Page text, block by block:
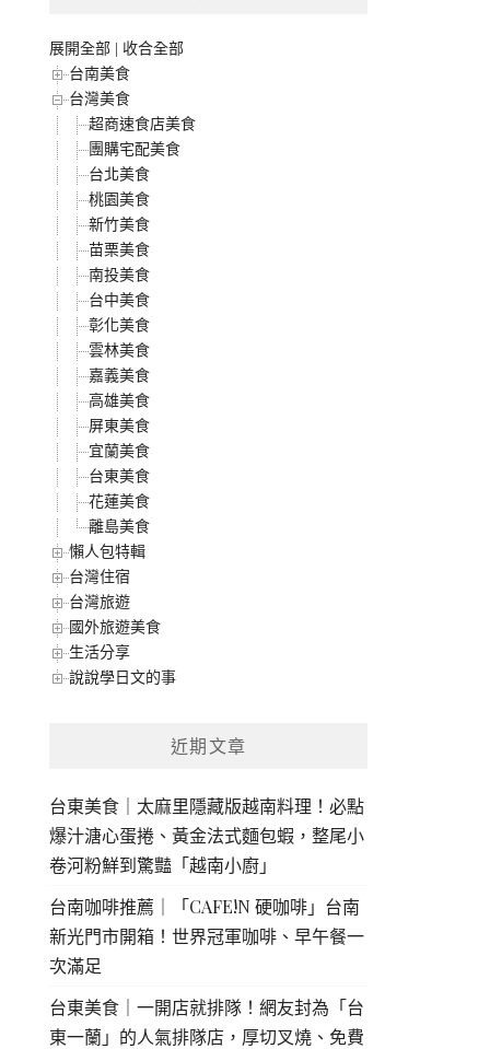
展開全部
收合全部
台南美食
台灣美食
超商速食店美食
團購宅配美食
台北美食
桃園美食
新竹美食
苗栗美食
南投美食
台中美食
彰化美食
雲林美食
嘉義美食
高雄美食
屏東美食
宜蘭美食
台東美食
花蓮美食
離島美食
懶人包特輯
台灣住宿
台灣旅遊
國外旅遊美食
生活分享
說說學日文的事
近期文章
台東美食｜太麻里隱藏版越南料理！必點
爆汁溏心蛋捲、黃金法式麵包蝦，整尾小
卷河粉鮮到驚豔「越南小廚」
台南咖啡推薦｜「CAFE!N 硬咖啡」台南
新光門市開箱！世界冠軍咖啡、早午餐一
次滿足
台東美食｜一開店就排隊！網友封為「台
東一蘭」的人氣排隊店，厚切叉燒、免費